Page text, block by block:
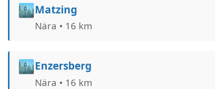
🏙️Matzing
Nära • 16 km
🏙️Enzersberg
Nära • 16 km